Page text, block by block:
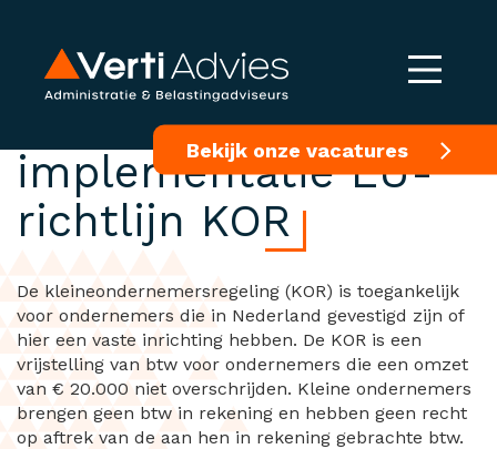
Bekijk onze vacatures
Wetsvoorstel
implementatie EU-
richtlijn KOR
De kleineondernemersregeling (KOR) is toegankelijk
voor ondernemers die in Nederland gevestigd zijn of
hier een vaste inrichting hebben. De KOR is een
vrijstelling van btw voor ondernemers die een omzet
van € 20.000 niet overschrijden. Kleine ondernemers
brengen geen btw in rekening en hebben geen recht
op aftrek van de aan hen in rekening gebrachte btw.